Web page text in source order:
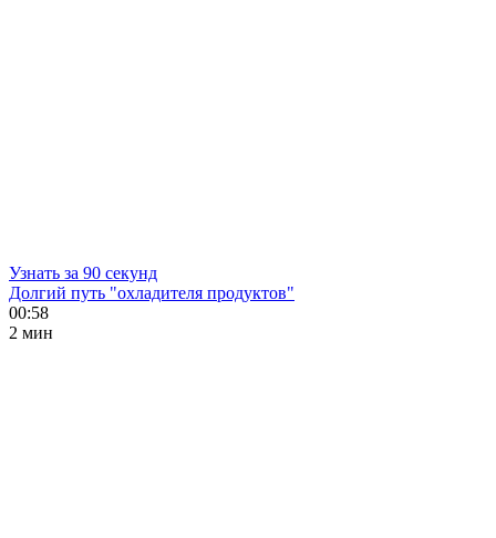
Узнать за 90 секунд
Долгий путь "охладителя продуктов"
00:58
2 мин